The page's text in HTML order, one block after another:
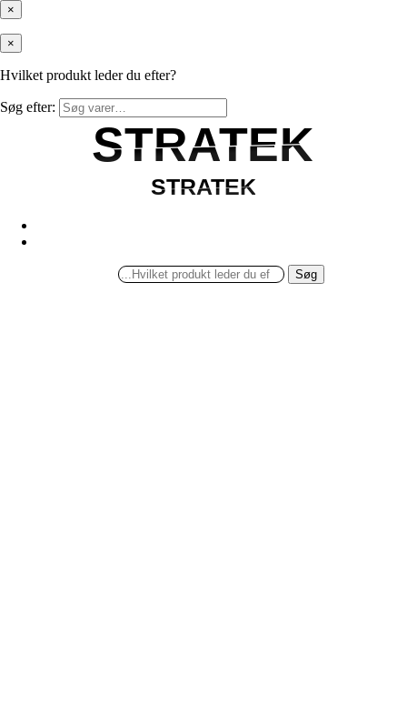
×
×
Hvilket produkt leder du efter?
Søg efter:
STRATEK
STRATEK
STRATEK
STRATEK
Søg